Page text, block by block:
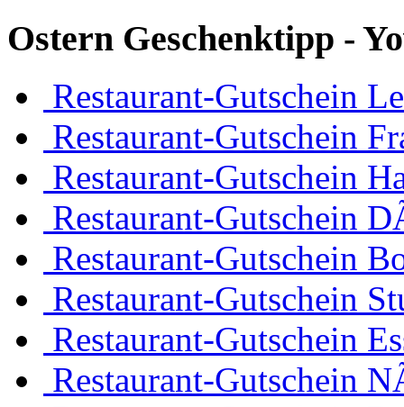
Ostern Geschenktipp -
Restaurant-Gutschein
Restaurant-Gutschein
Restaurant-Gutschein
Restaurant-Gutschein
Restaurant-Gutschein
Restaurant-Gutschein
Restaurant-Gutschein
Restaurant-Gutschein